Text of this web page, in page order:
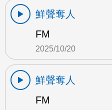
鮮聲奪人
FM
2025/10/20
鮮聲奪人
FM